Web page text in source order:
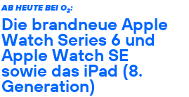
AB HEUTE BEI O2:
Die brandneue Apple
Watch Series 6 und
Apple Watch SE
sowie das iPad (8.
Generation)